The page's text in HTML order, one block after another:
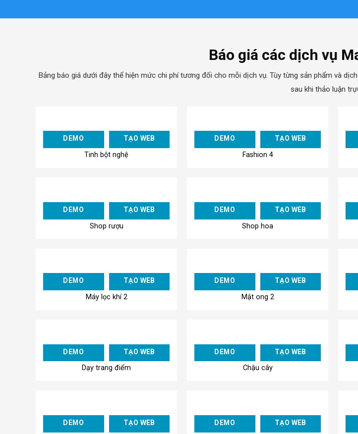
Báo giá các dịch vụ
Bảng báo giá dưới đây thể hiện mức chi phí tương đối cho mỗi dịch vụ. Tùy từng sản phẩm và
sau khi thảo luận
Add to
DEMO TẠO WEB
Tinh bột nghệ
Add to
DEMO TẠO WEB
Fashion 4
Add to
Wishlist
DEMO TẠO WEB
Shop rượu
Add to
Wishlist
DEMO TẠO WEB
Shop hoa
Add to
DEMO TẠO WEB
Máy lọc khí 2
Add to
DEMO TẠO WEB
Mật ong 2
Add to
Wishlist
DEMO TẠO WEB
Dạy trang điểm
Add to
Wishlist
DEMO TẠO WEB
Chậu cây
Add to
DEMO TẠO WEB
Add to
DEMO TẠO WEB